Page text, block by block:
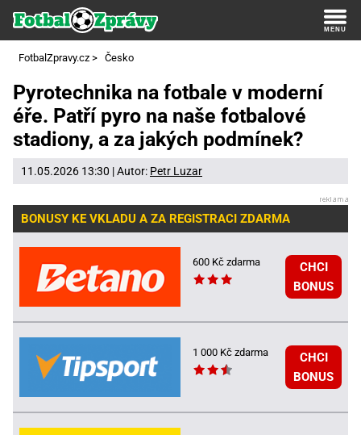
FotbalZpravy.cz > Česko
Pyrotechnika na fotbale v moderní
éře. Patří pyro na naše fotbalové
stadiony, a za jakých podmínek?
11.05.2026 13:30 | Autor: Petr Luzar
BONUSY KE VKLADU A ZA REGISTRACI ZDARMA
600 Kč zdarma
CHCI
BONUS
1 000 Kč zdarma
CHCI
BONUS